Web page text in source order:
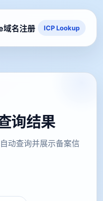
域名注册 ICP Lookup
询结果
动查询并展示备案信